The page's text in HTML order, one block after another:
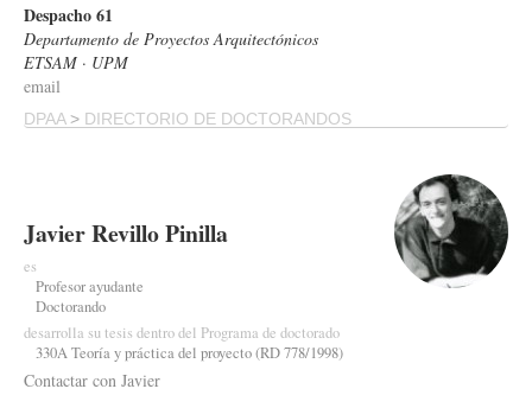
Despacho 61
Departamento de Proyectos Arquitectónicos
ETSAM · UPM
email
DPAA> DIRECTORIO DE DOCTORANDOS
Javier Revillo Pinilla
es
Profesor ayudante
Doctorando
desarrolla su tesis dentro del Programa de doctorado
330A Teoría y práctica del proyecto (RD 778/1998)
Contactar con Javier